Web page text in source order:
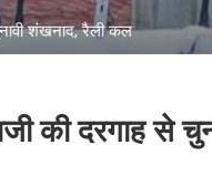
शंखनाद, रैली कल
की दरगाह से